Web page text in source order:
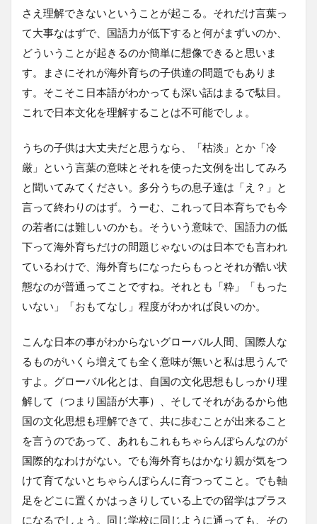
さえ理解できないということが起こる。それだけ言葉っ
て大事なはずで、国語力が低下すると何がまずいのか、
どういうことが起きるのか簡単に想像できると思いま
す。まさにそれが海外育ちの子供達の問題でもありま
す。そこそこ日本語がわかっても深い話はまるで駄目。
これで日本文化を理解することは不可能でしょ。
うちの子供は大丈夫だと思うなら、「枯淡」とか「冷
厳」という言葉の意味とそれを使った文例を出してみろ
と聞いてみてください。多分うちの息子達は「え？」と
言って終わりのはず。うーむ、これって日本育ちでも今
の若者には難しいのかも。そういう意味で、国語力の低
下って海外育ちだけの問題じゃないのは日本でも言われ
ているわけで、海外育ちになったらもっとそれが酷い状
態なのが普通ってことですね。それとも「粋」「もった
いない」「おもてなし」程度がわかれば良いのか。
こんな日本の事がわからないグローバル人間、国際人な
るものがいくら増えても全く意味が無いと私は思うんで
すよ。グローバル化とは、自国の文化思想もしっかり理
解して（つまり国語が大事）、そしてそれがあるから他
国の文化思想も理解できて、共に歩むことが出来ること
を言うのであって、あれもこれもちゃらんぽらんなのが
国際的なわけがない。でも海外育ちはかなり親が気をつ
けて育てないとちゃらんぽらんに育つってこと。でも軸
足をどこに置くかはっきりしている上での留学はプラス
になるでしょう。同じ学校に同じように通っても、その